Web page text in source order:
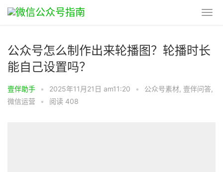
公众号怎么制作出来轮播图？轮播时长
能自己设置吗？
壹伴助手 • 2025年11月21日 am11:20 • 公众号素材, 壹伴问答,
微信运营
• 阅读 408